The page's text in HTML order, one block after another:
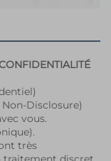
Disclosure)
vous.
très